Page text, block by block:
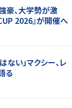
豪、大学勢が激
2026』が開催へ
ない」マクシー、レ
る